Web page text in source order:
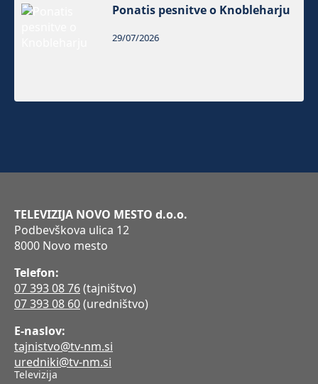
Ponatis pesnitve o Knobleharju
29/07/2026
TELEVIZIJA NOVO MESTO d.o.o.
Podbevškova ulica 12
8000 Novo mesto
Telefon:
07 393 08 76(tajništvo)
07 393 08 60(uredništvo)
E-naslov:
tajnistvo@tv-nm.si
uredniki@tv-nm.si
Televizija